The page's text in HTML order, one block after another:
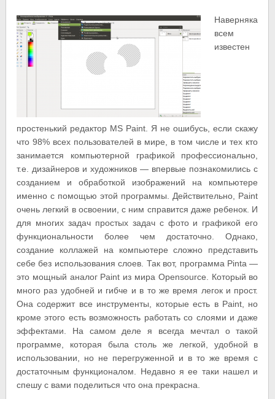
Наверняка
всем
известен
простенький редактор MS Paint. Я не ошибусь, если скажу
что 98% всех пользователей в мире, в том числе и тех кто
занимается компьютерной графикой профессионально,
т.е. дизайнеров и художников — впервые познакомились с
созданием и обработкой изображений на компьютере
именно с помощью этой программы. Действительно, Paint
очень легкий в освоении, с ним справится даже ребенок. И
для многих задач простых задач с фото и графикой его
функциональности более чем достаточно. Однако,
создание коллажей на компьютере сложно представить
себе без использования слоев. Так вот, программа Pinta —
это мощный аналог Paint из мира Opensource. Который во
много раз удобней и гибче и в то же время легок и прост.
Она содержит все инструменты, которые есть в Paint, но
кроме этого есть возможность работать со слоями и даже
эффектами. На самом деле я всегда мечтал о такой
программе, которая была столь же легкой, удобной в
использовании, но не перегруженной и в то же время с
достаточным функционалом. Недавно я ее таки нашел и
спешу с вами поделиться что она прекрасна.